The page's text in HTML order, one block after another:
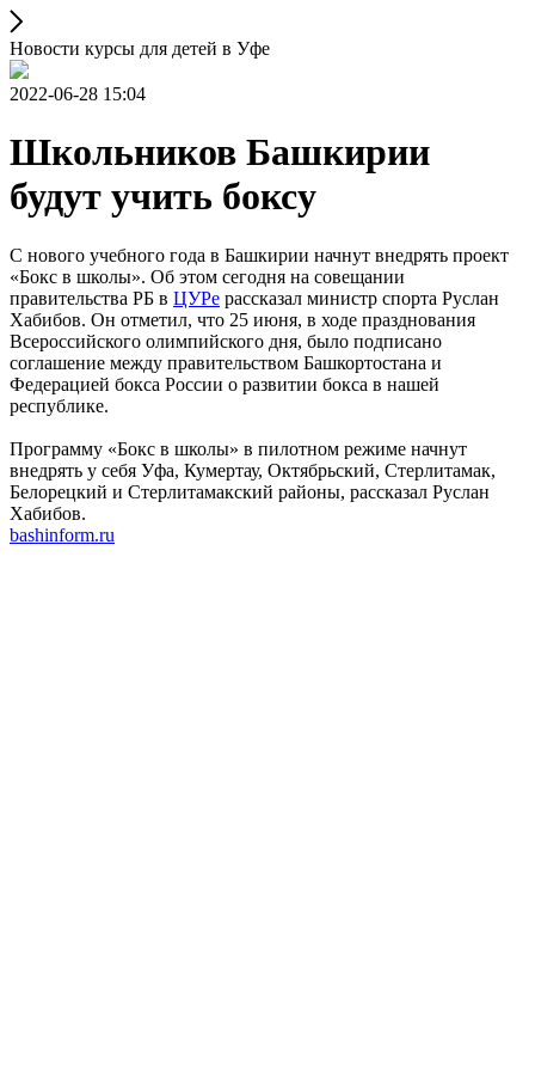
Новости курсы для детей в Уфе
2022-06-28 15:04
Школьников Башкирии
будут учить боксу
С нового учебного года в Башкирии начнут внедрять проект
«Бокс в школы». Об этом сегодня на совещании
правительства РБ в ЦУРе рассказал министр спорта Руслан
Хабибов. Он отметил, что 25 июня, в ходе празднования
Всероссийского олимпийского дня, было подписано
соглашение между правительством Башкортостана и
Федерацией бокса России о развитии бокса в нашей
республике.
Программу «Бокс в школы» в пилотном режиме начнут
внедрять у себя Уфа, Кумертау, Октябрьский, Стерлитамак,
Белорецкий и Стерлитамакский районы, рассказал Руслан
Хабибов.
bashinform.ru